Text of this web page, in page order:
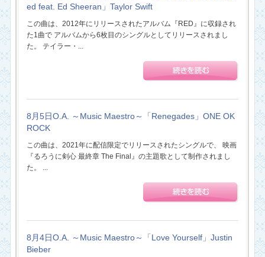
ed feat. Ed Sheeran」Taylor Swift
この曲は、2012年にリリースされたアルバム『RED』に収録され
た1曲で アルバムから6枚目のシングルとしてリリースされまし
た。 テイラー・...
8月5日O.A. ～Music Maestro～「Renegades」ONE OK
ROCK
この曲は、2021年に配信限定でリリースされたシングルで、 映画
『るろうに剣心 最終章 The Final』の主題歌として制作されまし
た。 ...
8月4日O.A. ～Music Maestro～「Love Yourself」Justin
Bieber